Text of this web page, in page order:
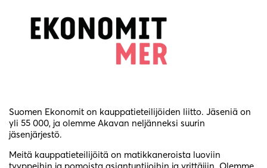
Suomen Ekonomit on kauppatieteilijöiden liitto. Jäseniä on
yli 55 000, ja olemme Akavan neljänneksi suurin
jäsenjärjestö.
Meitä kauppatieteilijöitä on matikkaneroista luoviin